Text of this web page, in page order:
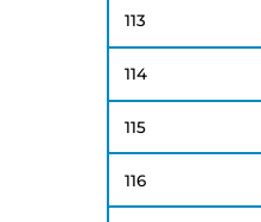
113
114
115
116